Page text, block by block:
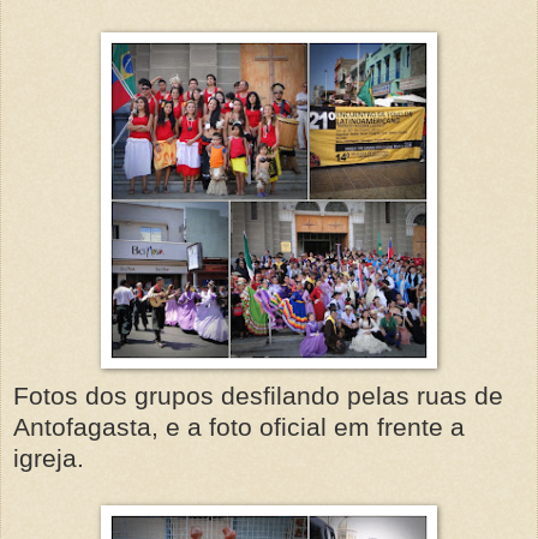
Fotos dos grupos desfilando pelas ruas de
Antofagasta, e a foto oficial em frente a
igreja.